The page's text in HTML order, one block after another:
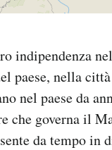
indipendenza
paese, nella
nel paese da
che governa il
da tempo